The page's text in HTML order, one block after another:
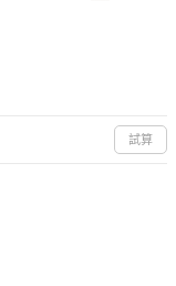
試算